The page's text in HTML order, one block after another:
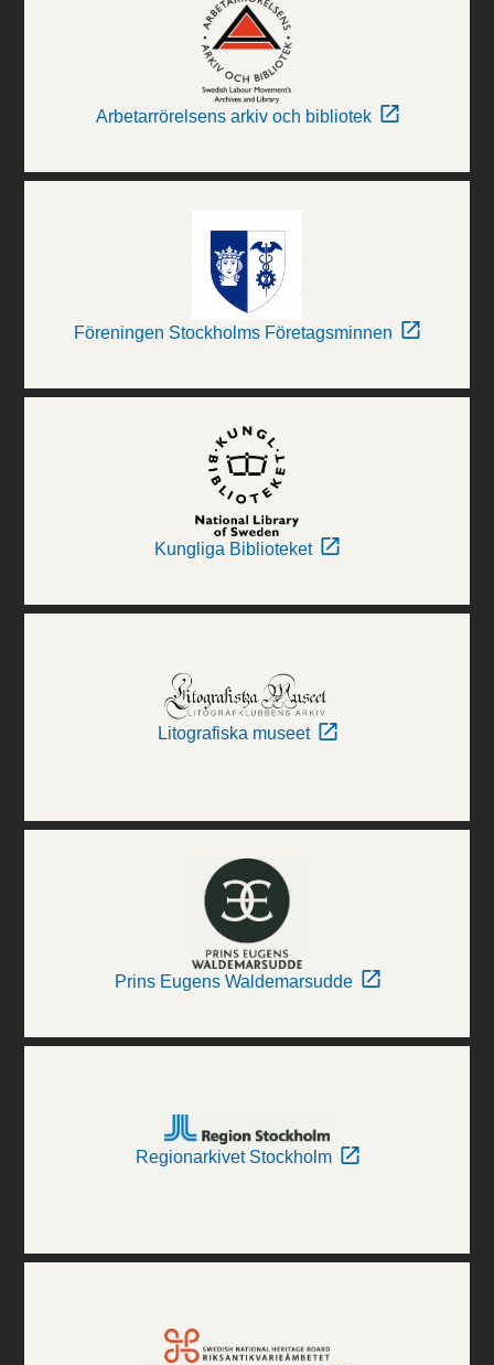
Arbetarrörelsens arkiv och bibliotek
Föreningen Stockholms Företagsminnen
Kungliga Biblioteket
Litografiska museet
Prins Eugens Waldemarsudde
Regionarkivet Stockholm